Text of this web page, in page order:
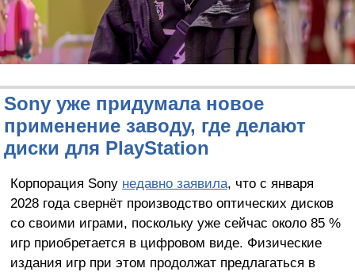
Sony уже придумала новое
применение заводу, где делают
диски для PlayStation
Корпорация Sony недавно заявила, что с января
2028 года свернёт производство оптических дисков
со своими играми, поскольку уже сейчас около 85 %
игр приобретается в цифровом виде. Физические
издания игр при этом продолжат предлагаться в